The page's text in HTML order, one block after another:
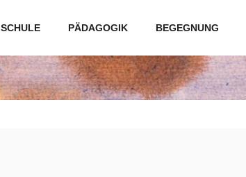
SCHULE PÄDAGOGIK BEGEGNUNG